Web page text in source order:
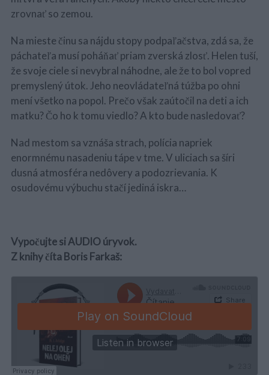
zrovnať so zemou.
Na mieste činu sa nájdu stopy podpaľačstva, zdá sa, že
páchateľa musí poháňať priam zverská zlosť. Helen tuší,
že svoje ciele si nevybral náhodne, ale že to bol vopred
premyslený útok. Jeho neovládateľná túžba po ohni
mení všetko na popol. Prečo však zaútočil na deti a ich
matku? Čo ho k tomu viedlo? A kto bude nasledovať?
Nad mestom sa vznáša strach, polícia napriek
enormnému nasadeniu tápe v tme. V uliciach sa šíri
dusná atmosféra nedôvery a podozrievania. K
osudovému výbuchu stačí jediná iskra…
Vypočujte si AUDIO úryvok.
Z knihy číta Boris Farkaš: